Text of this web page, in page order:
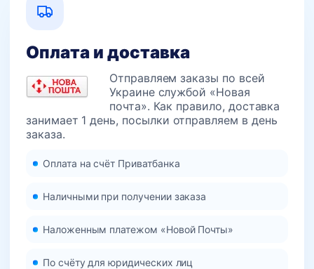
Оплата и доставка
Отправляем заказы по всей
Украине службой «Новая
почта». Как правило, доставка
занимает 1 день, посылки отправляем в день
заказа.
Оплата на счёт Приватбанка
Наличными при получении заказа
Наложенным платежом «Новой Почты»
По счёту для юридических лиц